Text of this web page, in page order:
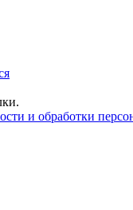
и обработки